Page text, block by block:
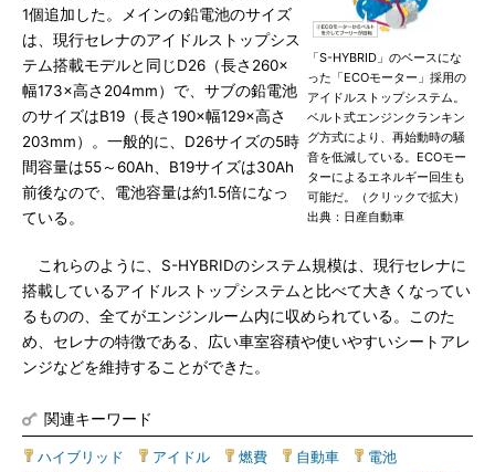
「S-HYBRID」のベースにな
った「ECOモーター」採用の
アイドルストップシステム。
ベルト式エンジンクランキン
グ方式により、再始動時の騒
音を低減している。ECOモー
ターによるエネルギー回生も
可能だ。（クリックで拡大）
出典：日産自動車
1個追加した。メインの鉛電池のサイズ
は、現行セレナのアイドルストップシス
テム搭載モデルと同じD26（長さ260×
幅173×高さ204mm）で、サブの鉛電池
のサイズはB19（長さ190×幅129×高さ
203mm）。一般的に、D26サイズの5時
間容量は55～60Ah、B19サイズは30Ah
前後なので、電池容量は約1.5倍になっ
ている。
これらのように、S-HYBRIDのシステム規模は、現行セレナに
搭載しているアイドルストップシステムと比べて大きくなってい
るものの、全てがエンジンルーム内に収められている。このた
め、セレナの特徴である、広い車室容積や使いやすいシートアレ
ンジなどを維持することができた。
関連キーワード
ハイブリッド アイドル 燃費 自動車 電池